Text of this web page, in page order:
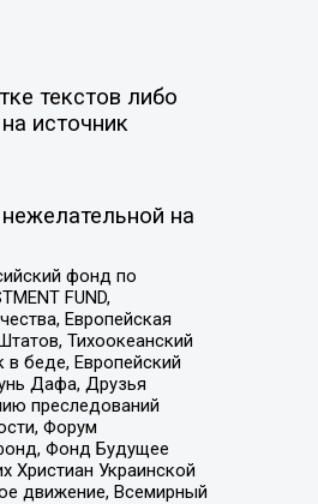
текстов либо
источник
на
фонд по
FUND,
Европейская
Тихоокеанский
беде, Европейский
Дафа, Друзья
преследований
Форум
Фонд Будущее
Христиан Украинской
движение, Всемирный